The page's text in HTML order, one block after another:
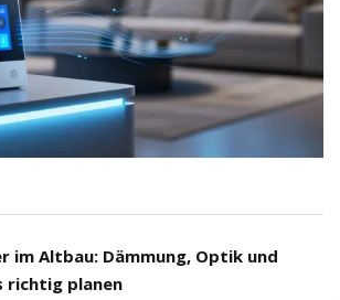
im Altbau: Dämmung, Optik und
richtig planen